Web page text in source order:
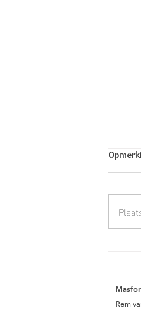
Masfor
Rem